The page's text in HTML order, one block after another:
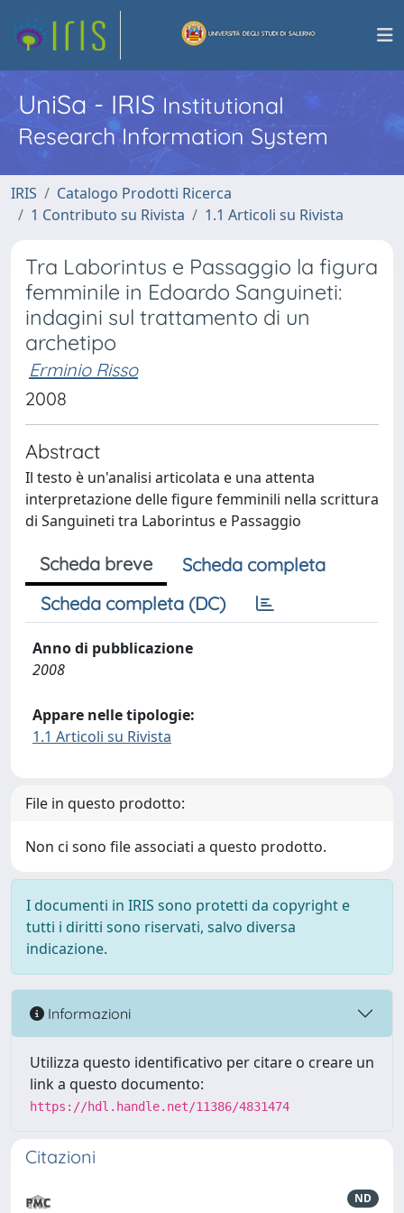
UniSa - IRISInstitutional
Research Information System
IRIS
Catalogo Prodotti Ricerca
1 Contributo su Rivista
1.1 Articoli su Rivista
Tra Laborintus e Passaggio la figura
femminile in Edoardo Sanguineti:
indagini sul trattamento di un
archetipo
Erminio Risso
2008
Abstract
Il testo è un'analisi articolata e una attenta
interpretazione delle figure femminili nella scrittura
di Sanguineti tra Laborintus e Passaggio
Scheda breve
Scheda completa
Scheda completa (DC)
Anno di pubblicazione
2008
Appare nelle tipologie:
1.1 Articoli su Rivista
File in questo prodotto:
Non ci sono file associati a questo prodotto.
I documenti in IRIS sono protetti da copyright e
tutti i diritti sono riservati, salvo diversa
indicazione.
Informazioni
Utilizza questo identificativo per citare o creare un
link a questo documento:
https://hdl.handle.net/11386/4831474
Citazioni
ND